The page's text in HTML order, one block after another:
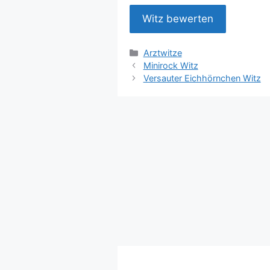
Kategorien
Arztwitze
Minirock Witz
Versauter Eichhörnchen Witz